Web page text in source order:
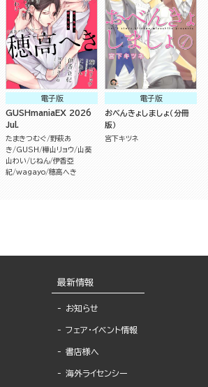
電子版
GUSHmaniaEX 2026
Jul.
たまきつむぐ 野萩あ
き
GUSH 樺山リョウ 山葵
山わい
じねん 伊香亞
紀 wagayo 穂高へき
電子版
おべんきょしましょ（分冊
版）
宮下キツネ
最新情報
お知らせ
フェア・イベント情報
書店様へ
海外ライセンシー